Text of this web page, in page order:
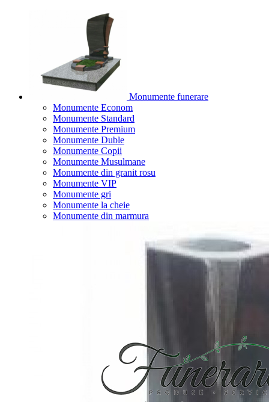
Monumente funerare
Monumente Econom
Monumente Standard
Monumente Premium
Monumente Duble
Monumente Copii
Monumente Musulmane
Monumente din granit rosu
Monumente VIP
Monumente gri
Monumente la cheie
Monumente din marmura